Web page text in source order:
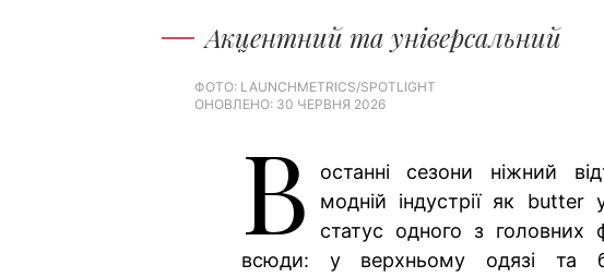
Акцентний та універсальний
ФОТО: LAUNCHMETRICS/SPOTLIGHT
ОНОВЛЕНО: 30 ЧЕРВНЯ 2026
В
останні сезони ніжний
модній індустрії як
статус одного з головних
всюди: у верхньому одязі та